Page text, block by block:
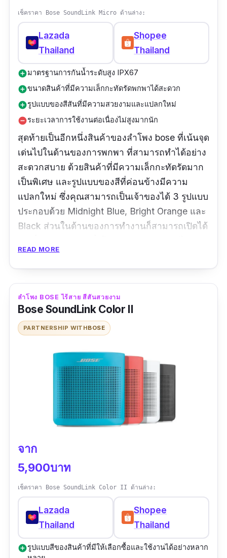
เช็คราคา Bose SoundLink Micro ด้านล่าง:
Lazada
Thailand
Shopee
Thailand
add_circleมาตรฐานการกันน้ำระดับสูง IPX67
add_circleขนาดสินค้าที่มีความเล็กกะทัดรัดพกพาได้สะดวก
add_circleรูปแบบของสีสันที่มีความสวยงามและแปลกใหม่
remove_circleระยะเวลาการใช้งานต่อเนื่องไม่สูงมากนัก
สุดท้ายเป็นอีกหนึ่งสินค้าของลำโพง bose ที่เน้นจุด
เด่นไปในด้านของการพกพา ที่สามารถทำได้อย่าง
สะดวกสบาย ด้วยสินค้าที่มีความเล็กกะทัดรัดมาก
เป็นพิเศษ และรูปแบบของสีที่ค่อนข้างมีความ
แปลกใหม่ ซึ่งคุณสามารถเป็นเจ้าของได้ 3 รูปแบบ
ประกอบด้วย Midnight Blue, Bright Orange และ
Black ส่วนในด้านของการทำงานก็สามารถเปิดได้
อย่างเต็มอรรถรสจากรายละเอียดการใช้งานส่วน
ต่าง ๆ ที่ได้ถูกติดตั้งมาให้ภายใน อีกทั้งในส่วนของ
ความปลอดภัยในการใช้งาน ลำโพง bose รุ่นนี้ก็
ยังสามารถป้องกันความชื้นได้สูงสุดถึง IPX67 อีก
ด้วยครับ
ข้อมูลเฉพาะ
ขนาดสินค้า : 3.87" H x 3.87" W x 1.37" D
0.29 กิโลกรัม
มาตรฐานการกันน้ำ : IPX67|ระยะเวลาการใช้
งานต่อเนื่องสูงสุด :6 ชั่วโมง
เวอร์ชั่น Bluetooth :
รีวิว :สีสดมากก เด่นมาแต่ไกล เสียงเพราะมากค่ะ
จากใจคนหูไม่มีเซนส์ด้านดนตรียังรู้สึกว่าเพลง
เพราะขึ้น ซื้อมาตอนโปรโมชั่น ราคายังแรงแต่พอ
รับได้ ใดๆ คือดีย์ ทำให้การฟังเพลงดีขึ้นแบบ++++
READ MORE
ลำโพง BOSE ไร้สาย สีสันสวยงาม
Bose SoundLink Color II
PARTNERSHIP WITHBOSE
จาก
5,900บาท
เช็คราคา Bose SoundLink Color II ด้านล่าง:
Lazada
Thailand
Shopee
Thailand
add_circleรูปแบบสีของสินค้าที่มีให้เลือกซื้อและใช้งานได้อย่างหลาก